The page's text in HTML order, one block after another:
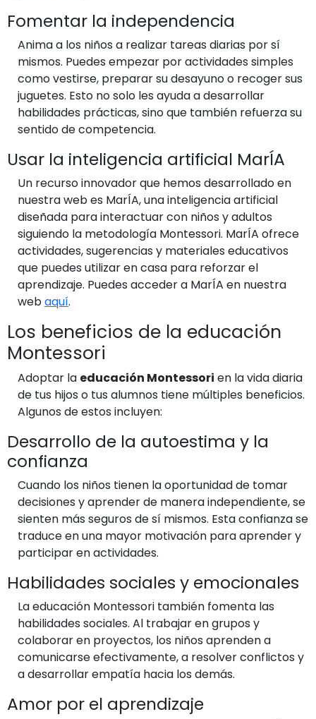
Fomentar la independencia
Anima a los niños a realizar tareas diarias por sí
mismos. Puedes empezar por actividades simples
como vestirse, preparar su desayuno o recoger sus
juguetes. Esto no solo les ayuda a desarrollar
habilidades prácticas, sino que también refuerza su
sentido de competencia.
Usar la inteligencia artificial MarÍA
Un recurso innovador que hemos desarrollado en
nuestra web es MarÍA, una inteligencia artificial
diseñada para interactuar con niños y adultos
siguiendo la metodología Montessori. MarÍA ofrece
actividades, sugerencias y materiales educativos
que puedes utilizar en casa para reforzar el
aprendizaje. Puedes acceder a MarÍA en nuestra
webaquí.
Los beneficios de la educación
Montessori
Adoptar la educación Montessori en la vida diaria
de tus hijos o tus alumnos tiene múltiples beneficios.
Algunos de estos incluyen:
Desarrollo de la autoestima y la
confianza
Cuando los niños tienen la oportunidad de tomar
decisiones y aprender de manera independiente, se
sienten más seguros de sí mismos. Esta confianza se
traduce en una mayor motivación para aprender y
participar en actividades.
Habilidades sociales y emocionales
La educación Montessori también fomenta las
habilidades sociales. Al trabajar en grupos y
colaborar en proyectos, los niños aprenden a
comunicarse efectivamente, a resolver conflictos y
a desarrollar empatía hacia los demás.
Amor por el aprendizaje